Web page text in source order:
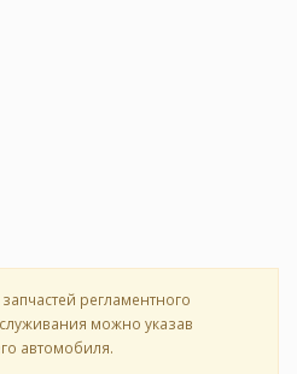
регламентного
можно указав
автомобиля.